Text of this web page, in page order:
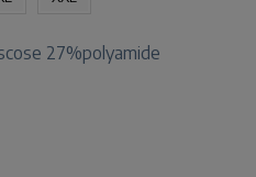
27%polyamide